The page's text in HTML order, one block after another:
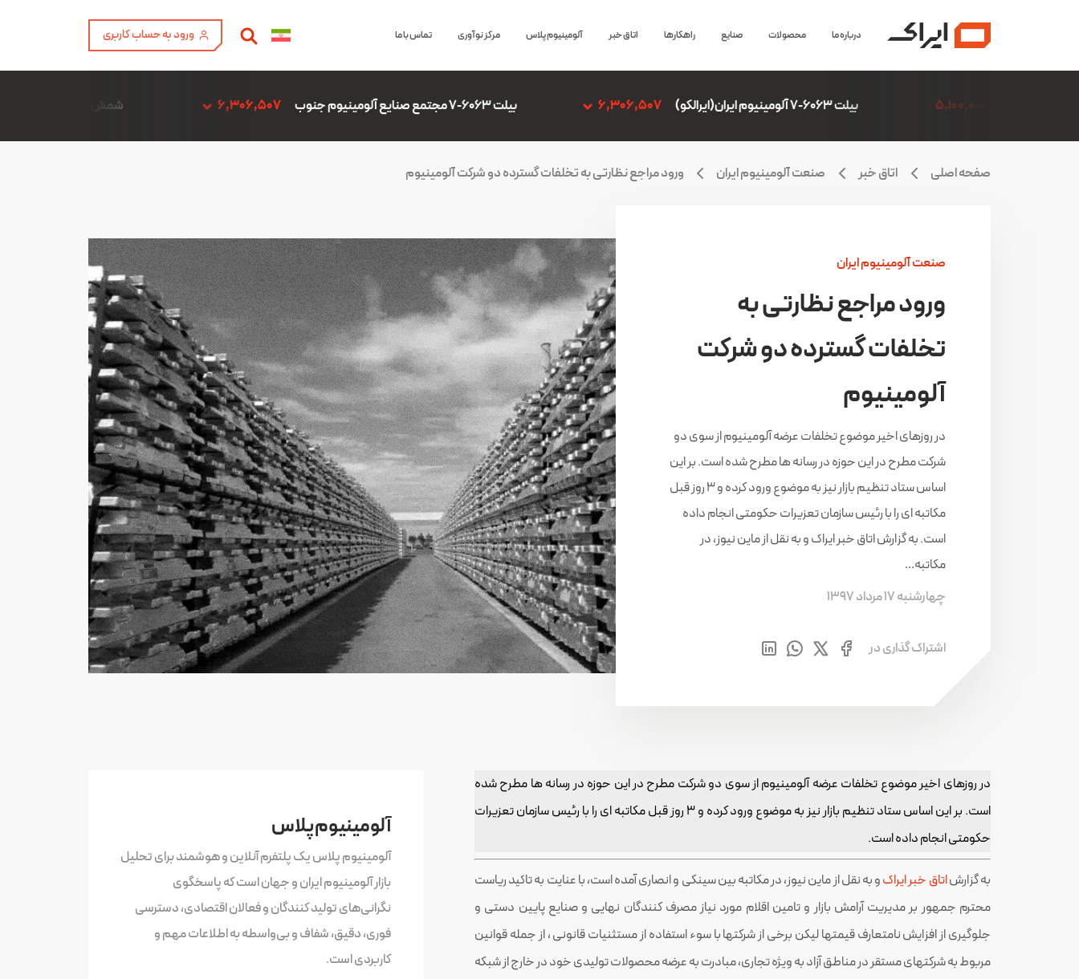
درباره ما محصولات صنایع راهکارها اتاق خبر آلومینیوم پلاس مرکز نوآوری تماس با ما ورود به حساب کاربری
بیلت 6063-7 مجتمع صنایع آلومینیوم جنوب 6,306,507 شمش آلیاژ ADC12 فن آوری آمیتیس آلومینیوم گلپایگان بیلت 6063-7 آلومینیوم ایران(ایرالکو) 6,306,507
صفحه اصلی اتاق خبر صنعت آلومینیوم ایران ورود مراجع نظارتی به تخلفات گسترده دو شرکت آلومینیوم
صنعت آلومینیوم ایران
ورود مراجع نظارتی به
تخلفات گسترده دو شرکت
آلومینیوم
در روزهای اخیر موضوع تخلفات عرضه آلومینیوم از سوی دو
شرکت مطرح در این حوزه در رسانه ها مطرح شده است. بر این
اساس ستاد تنظیم بازار نیز به موضوع ورود کرده و 3 روز قبل
مکاتبه ای را با رئیس سازمان تعزیرات حکومتی انجام داده
است. به گزارش اتاق خبر ایراک و به نقل از ماین نیوز، در
مکاتبه…
چهارشنبه 17 مرداد 1397
اشتراک گذاری در
در روزهای اخیر موضوع تخلفات عرضه آلومینیوم از سوی دو شرکت مطرح در این حوزه در رسانه ها مطرح شده
است. بر این اساس ستاد تنظیم بازار نیز به موضوع ورود کرده و 3 روز قبل مکاتبه ای را با رئیس سازمان تعزیرات
حکومتی انجام داده است.
به گزارشاتاق خبر ایراکو به نقل از ماین نیوز، در مکاتبه بین سینکی و انصاری آمده است، با عنایت به تاکید ریاست
محترم جمهور بر مدیریت آرامش بازار و تامین اقلام مورد نیاز مصرف کنندگان نهایی و صنایع پایین دستی و
جلوگیری از افزایش نامتعارف قیمتها لیکن برخی از شرکتها با سوء استفاده از مستثنیات قانونی ، از جمله قوانین
مربوط به شرکتهای مستقر در مناطق آزاد به ویژه تجاری، مبادرت به عرضه محصولات تولیدی خود در خارج از شبکه
آلومینیوم پلاس
آلومینیوم پلاس یک پلتفرم آنلاین و هوشمند برای تحلیل
بازار آلومینیوم ایران و جهان است که پاسخگوی
نگرانی‌های تولید کنندگان و فعالان اقتصادی، دسترسی
فوری، دقیق، شفاف و بی‌واسطه به اطلاعات مهم و
کاربردی است.